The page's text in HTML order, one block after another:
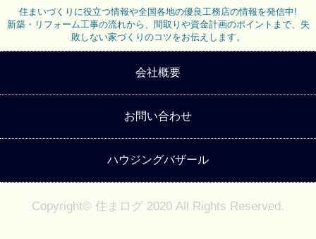
住まいづくりに役立つ情報や全国各地の優良工務店の情報を発信中!
新築・リフォーム工事の流れから、間取りや資金計画のポイントまで、失
敗しない家づくりのコツをお伝えします。
会社概要
お問い合わせ
ハウジングバザール
Copyright© 住まログ 2020 All Rights Reserved.